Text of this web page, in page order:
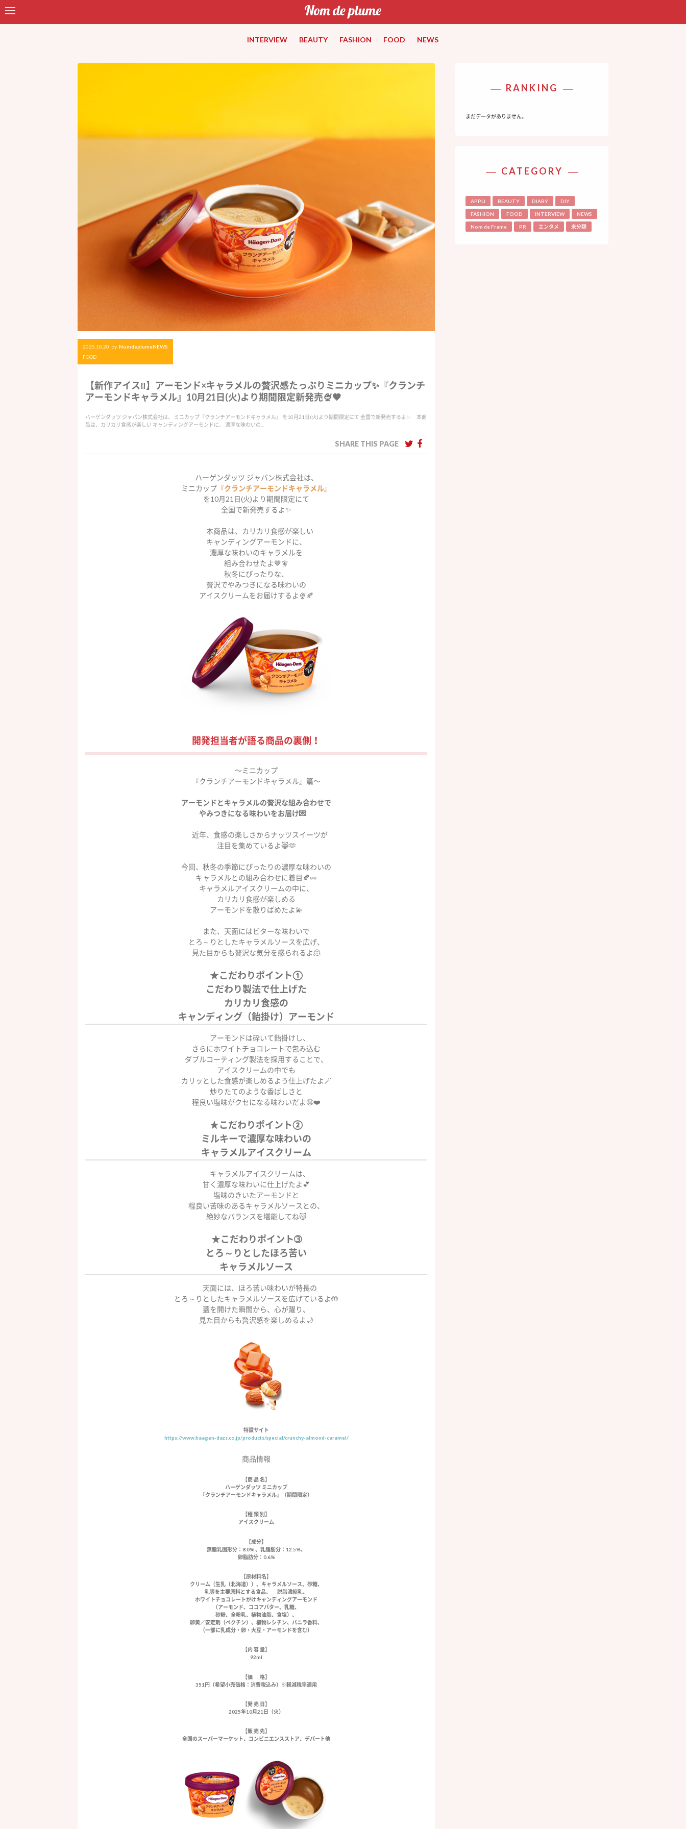
INTERVIEW BEAUTY FASHION FOOD NEWS
2025.10.20 by NomdeplumeNEWS
FOOD
【新作アイス‼︎】アーモンド×キャラメルの贅沢感たっぷりミニカップ✨『クランチ
アーモンドキャラメル』10月21日(火)より期間限定新発売🍨🤎
ハーゲンダッツ ジャパン株式会社は、 ミニカップ『クランチアーモンドキャラメル』 を10月21日(火)より期間限定にて 全国で新発売するよ✨ 本商
品は、カリカリ食感が楽しい キャンディングアーモンドに、 濃厚な味わいの…
SHARE THIS PAGE
ハーゲンダッツ ジャパン株式会社は、
ミニカップ 『クランチアーモンドキャラメル』
を10月21日(火)より期間限定にて
全国で新発売するよ✨
本商品は、カリカリ食感が楽しい
キャンディングアーモンドに、
濃厚な味わいのキャラメルを
組み合わせたよ🤎🧚
秋冬にぴったりな、
贅沢でやみつきになる味わいの
アイスクリームをお届けするよ🍨🍂
開発担当者が語る商品の裏側！
〜ミニカップ
『クランチアーモンドキャラメル』篇〜
アーモンドとキャラメルの贅沢な組み合わせで
やみつきになる味わいをお届け💌
近年、食感の楽しさからナッツスイーツが
注目を集めているよ😸🫶
今回、秋冬の季節にぴったりの濃厚な味わいの
キャラメルとの組み合わせに着目🍂👀
キャラメルアイスクリームの中に、
カリカリ食感が楽しめる
アーモンドを散りばめたよ💫
また、天面にはビターな味わいで
とろ～りとしたキャラメルソースを広げ、
見た目からも贅沢な気分を感られるよ🫠
★こだわりポイント①
こだわり製法で仕上げた
カリカリ食感の
キャンディング（飴掛け）アーモンド
アーモンドは砕いて飴掛けし、
さらにホワイトチョコレートで包み込む
ダブルコーティング製法を採用することで、
アイスクリームの中でも
カリッとした食感が楽しめるよう仕上げたよ🪄
炒りたてのような香ばしさと
程良い塩味がクセになる味わいだよ🤤❤️
★こだわりポイント②
ミルキーで濃厚な味わいの
キャラメルアイスクリーム
キャラメルアイスクリームは、
甘く濃厚な味わいに仕上げたよ💕
塩味のきいたアーモンドと
程良い苦味のあるキャラメルソースとの、
絶妙なバランスを堪能してね😽
★こだわりポイント➂
とろ～りとしたほろ苦い
キャラメルソース
天面には、ほろ苦い味わいが特長の
とろ～りとしたキャラメルソースを広げているよ🤲
蓋を開けた瞬間から、心が躍り、
見た目からも贅沢感を楽しめるよ🌙
特設サイト
https://www.haagen-dazs.co.jp/products/special/crunchy-almond-caramel/
商品情報
【商 品 名】
ハーゲンダッツ ミニカップ
『クランチアーモンドキャラメル』（期間限定）
【種 類 別】
アイスクリーム
【成分】
無脂乳固形分：8.0% 、乳脂肪分：12.5%、
卵脂肪分：0.6%
【原材料名】
クリーム（生乳（北海道））、キャラメルソース、砂糖、
乳等を主要原料とする食品、 脱脂濃縮乳、
ホワイトチョコレートがけキャンディングアーモンド
（アーモンド、ココアバター、乳糖、
砂糖、全粉乳、植物油脂、食塩）、
卵黄／安定剤（ペクチン）、植物レシチン、バニラ香料、
（一部に乳成分・卵・大豆・アーモンドを含む）
【内 容 量】
92ml
【価 格】
351円（希望小売価格：消費税込み）※軽減税率適用
【発 売 日】
2025年10月21日（火）
【販 売 先】
全国のスーパーマーケット、コンビニエンスストア、デパート他
RANKING
まだデータがありません。
CATEGORY
APPLI BEAUTY DIARY DIY
FASHION FOOD INTERVIEW NEWS
Nom de Frame PR エンタメ 未分類